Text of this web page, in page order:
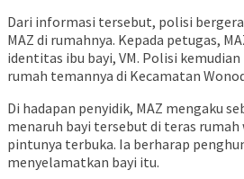
Dari informasi tersebut, polisi
MAZ di rumahnya. Kepada petugas,
identitas ibu bayi, VM. Polisi
rumah temannya di Kecamatan
Di hadapan penyidik, MAZ mengaku
menaruh bayi tersebut di teras
pintunya terbuka. Ia berharap
menyelamatkan bayi itu.